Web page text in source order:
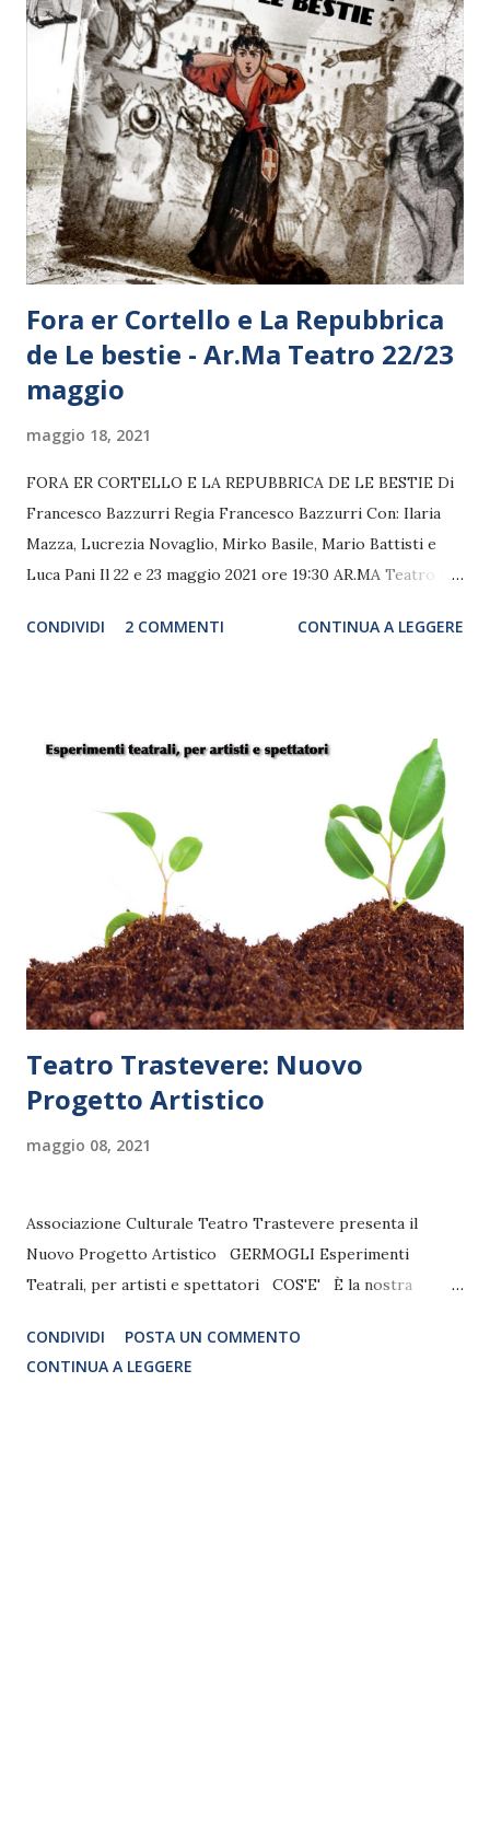
Fora er Cortello e La Repubbrica
de Le bestie - Ar.Ma Teatro 22/23
maggio
maggio 18, 2021
FORA ER CORTELLO E LA REPUBBRICA DE LE BESTIE Di
Francesco Bazzurri Regia Francesco Bazzurri Con: Ilaria
Mazza, Lucrezia Novaglio, Mirko Basile, Mario Battisti e
Luca Pani Il 22 e 23 maggio 2021 ore 19:30 AR.MA Teatro via
ritorna in scena con un doppio spettacolo in dialetto
Basile, Mario Battisti e Luca Pani. Fora er Cortello,
racconta l'epopea dei bulli romani di inizio '900. I bulli
erano uomini d’onore della vecchia Roma, forti come tori,
spavaldi e fieri ma soprattutto facili di coltello. Bastava una
parola detta male, uno sguardo storto o il disonore di
reggere “l’ormo” al gioco della “passatella” che subito gli
animi si infiammavano e sentivi questa frase “Fora er
cortello!” Allora iniziava il duello in cui ci scappava o il
morto o qualcuno che con una ...
CONDIVIDI 2 COMMENTI CONTINUA A LEGGERE
Teatro Trastevere: Nuovo
Progetto Artistico
maggio 08, 2021
Associazione Culturale Teatro Trastevere presenta il
Nuovo Progetto Artistico GERMOGLI Esperimenti
Teatrali, per artisti e spettatori COS'E' È la nostra
ridosso della stagione estiva. Un percorso di RICERCA, sia
del Teatro Trastevere che degli artisti coinvolti, per
CONDIVIDI
POSTA UN COMMENTO
CONTINUA A LEGGERE